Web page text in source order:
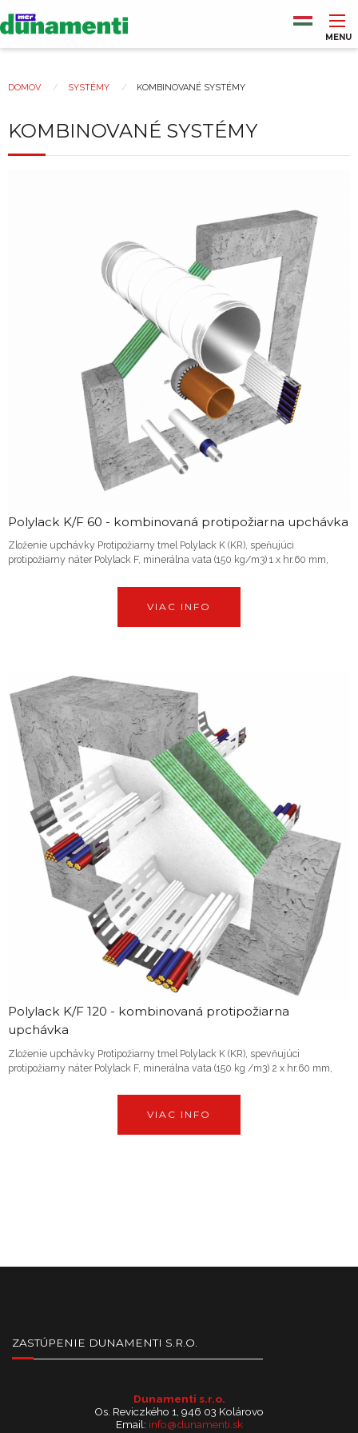
na
hlavný
navigation
MENU
sa
tu
DOMOV SYSTÉMY KOMBINOVANÉ SYSTÉMY
KOMBINOVANÉ SYSTÉMY
Polylack K/F 60 - kombinovaná protipožiarna upchávka
Zloženie upchávky Protipožiarny tmel Polylack K (KR), speňujúci
protipožiarny náter Polylack F, minerálna vata (150 kg/m3) 1 x hr.60 mm,
VIAC INFO
Polylack K/F 120 - kombinovaná protipožiarna
upchávka
Zloženie upchávky Protipožiarny tmel Polylack K (KR), spevňujúci
protipožiarny náter Polylack F, minerálna vata (150 kg /m3) 2 x hr.60 mm,
VIAC INFO
ZASTÚPENIE DUNAMENTI S.R.O.
Dunamenti s.r.o.
Os. Reviczkého 1, 946 03 Kolárovo
Email: info@dunamenti.sk